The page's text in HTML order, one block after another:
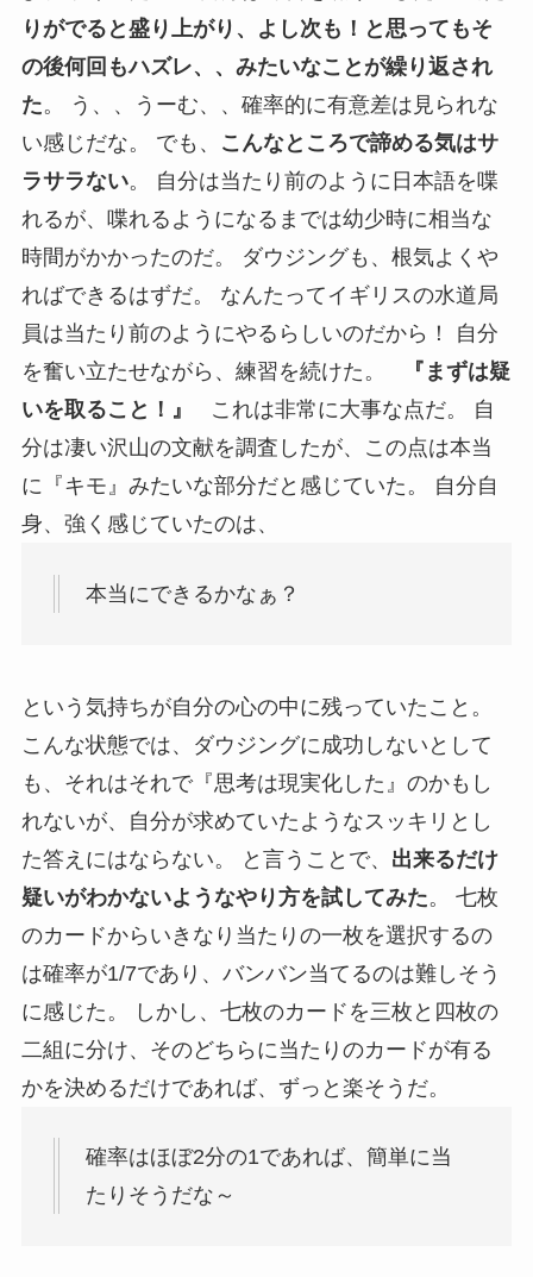
りがでると盛り上がり、よし次も！と思ってもそ
の後何回もハズレ、、みたいなことが繰り返され
た。 う、、うーむ、、確率的に有意差は見られな
い感じだな。 でも、
こんなところで諦める気はサ
ラサラない。 自分は当たり前のように日本語を喋
れるが、喋れるようになるまでは幼少時に相当な
時間がかかったのだ。 ダウジングも、根気よくや
ればできるはずだ。 なんたってイギリスの水道局
員は当たり前のようにやるらしいのだから！ 自分
を奮い立たせながら、練習を続けた。
『まずは疑
いを取ること！』
これは非常に大事な点だ。 自
分は凄い沢山の文献を調査したが、この点は本当
に『キモ』みたいな部分だと感じていた。 自分自
身、強く感じていたのは、
本当にできるかなぁ？
という気持ちが自分の心の中に残っていたこと。
こんな状態では、ダウジングに成功しないとして
も、それはそれで『思考は現実化した』のかもし
れないが、自分が求めていたようなスッキリとし
た答えにはならない。 と言うことで、 出来るだけ
疑いがわかないようなやり方を試してみた。 七枚
のカードからいきなり当たりの一枚を選択するの
は確率が1/7であり、バンバン当てるのは難しそう
に感じた。 しかし、七枚のカードを三枚と四枚の
二組に分け、そのどちらに当たりのカードが有る
かを決めるだけであれば、ずっと楽そうだ。
確率はほぼ2分の1であれば、簡単に当
たりそうだな～